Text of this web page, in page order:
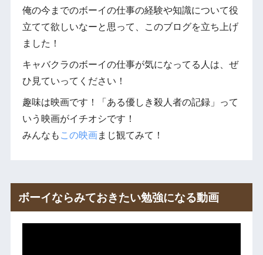
俺の今までのボーイの仕事の経験や知識について役
立てて欲しいなーと思って、このブログを立ち上げ
ました！
キャバクラのボーイの仕事が気になってる人は、ぜ
ひ見ていってください！
趣味は映画です！「ある優しき殺人者の記録」って
いう映画がイチオシです！
みんなも この映画まじ観てみて！
ボーイならみておきたい勉強になる動画